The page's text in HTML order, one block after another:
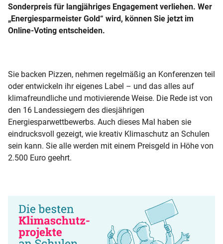
Sonderpreis für langjähriges Engagement verliehen. Wer
„Energiesparmeister Gold“ wird, können Sie jetzt im
Online-Voting entscheiden.
Sie backen Pizzen, nehmen regelmäßig an Konferenzen teil
oder entwickeln ihr eigenes Label – und das alles auf
klimafreundliche und motivierende Weise. Die Rede ist von
den 16 Landessiegern des diesjährigen
Energiesparwettbewerbs. Auch dieses Mal haben sie
eindrucksvoll gezeigt, wie kreativ Klimaschutz an Schulen
sein kann. Sie alle werden mit einem Preisgeld in Höhe von
2.500 Euro geehrt.